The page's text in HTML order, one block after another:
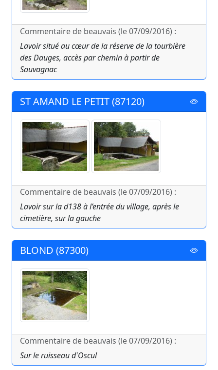
Commentaire de beauvais (le 07/09/2016) :
Lavoir situé au cœur de la réserve de la tourbière
des Dauges, accès par chemin à partir de
Sauvagnac
ST AMAND LE PETIT (87120)
Commentaire de beauvais (le 07/09/2016) :
Lavoir sur la d138 à l’entrée du village, après le
cimetière, sur la gauche
BLOND (87300)
Commentaire de beauvais (le 07/09/2016) :
Sur le ruisseau d'Oscul